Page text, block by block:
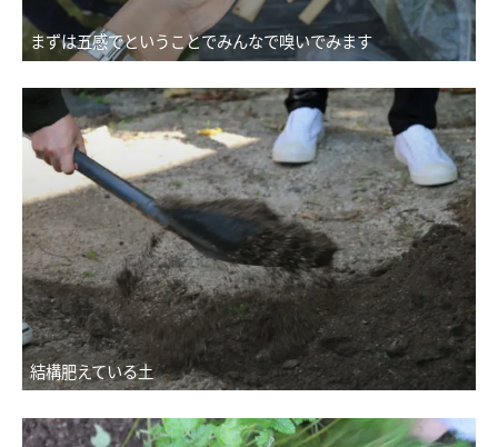
まずは五感でということでみんなで嗅いでみます
結構肥えている土